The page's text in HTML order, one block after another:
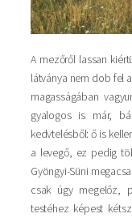
A mezőről lassan
látványa nem dob fel
magasságában
gyalogos is már,
kedvtelésből: ő is
a levegő, ez pedig
Gyöngyi-Süni
csak úgy megelőz,
testéhez képest